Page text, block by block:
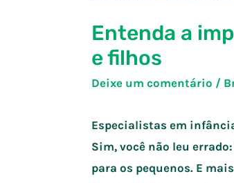
Entenda a
e filhos
Deixe um comentário /
Especialistas em
Sim, você não leu
para os pequenos. E